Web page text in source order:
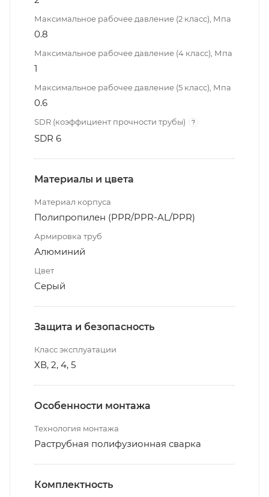
Максимальное рабочее давление (2 класс), Мпа
0.8
Максимальное рабочее давление (4 класс), Мпа
1
Максимальное рабочее давление (5 класс), Мпа
0.6
SDR (коэффициент прочности трубы) ?
SDR 6
Материалы и цвета
Материал корпуса
Полипропилен (PPR/PPR-AL/PPR)
Армировка труб
Алюминий
Цвет
Серый
Защита и безопасность
Класс эксплуатации
ХВ, 2, 4, 5
Особенности монтажа
Технология монтажа
Раструбная полифузионная сварка
Комплектность